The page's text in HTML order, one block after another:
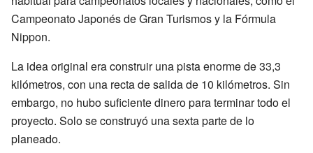
Campeonato Japonés de Gran Turismos y la Fórmula
Nippon.
La idea original era construir una pista enorme de 33,3
kilómetros, con una recta de salida de 10 kilómetros. Sin
embargo, no hubo suficiente dinero para terminar todo el
proyecto. Solo se construyó una sexta parte de lo
planeado.